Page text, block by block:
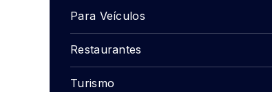
Para Veículos
Restaurantes
Turismo